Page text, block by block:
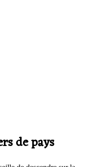
de pays